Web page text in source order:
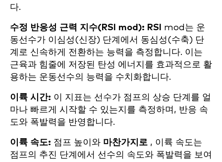
다.
수정 반응성 근력 지수(RSI mod): RSI mod는 운
동선수가 이심성(신장) 단계에서 동심성(수축) 단
계로 신속하게 전환하는 능력을 측정합니다. 이는
근육과 힘줄에 저장된 탄성 에너지를 효과적으로 활
용하는 운동선수의 능력을 수치화합니다.
이륙 시간: 이 지표는 선수가 점프의 상승 단계를 얼
마나 빠르게 시작할 수 있는지를 측정하며, 반응 속
도와 폭발력을 반영합니다.
이륙 속도: 점프 높이와 마찬가지로 , 이륙 속도는
점프의 추진 단계에서 선수의 속도와 폭발력을 보여